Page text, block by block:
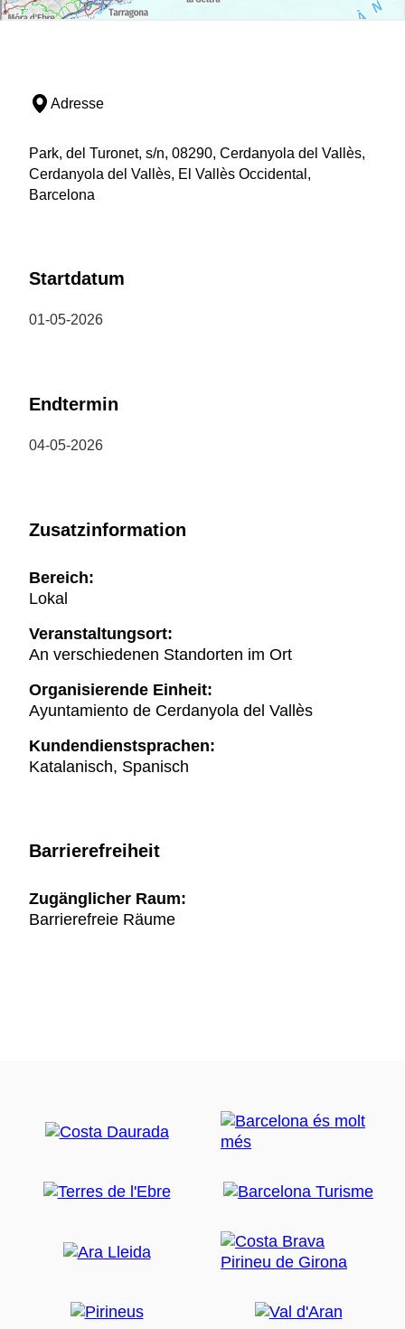
Adresse
Park, del Turonet, s/n, 08290, Cerdanyola del Vallès,
Cerdanyola del Vallès, El Vallès Occidental,
Barcelona
Startdatum
01-05-2026
Endtermin
04-05-2026
Zusatzinformation
Bereich:
Lokal
Veranstaltungsort:
An verschiedenen Standorten im Ort
Organisierende Einheit:
Ayuntamiento de Cerdanyola del Vallès
Kundendienstsprachen:
Katalanisch, Spanisch
Barrierefreiheit
Zugänglicher Raum:
Barrierefreie Räume